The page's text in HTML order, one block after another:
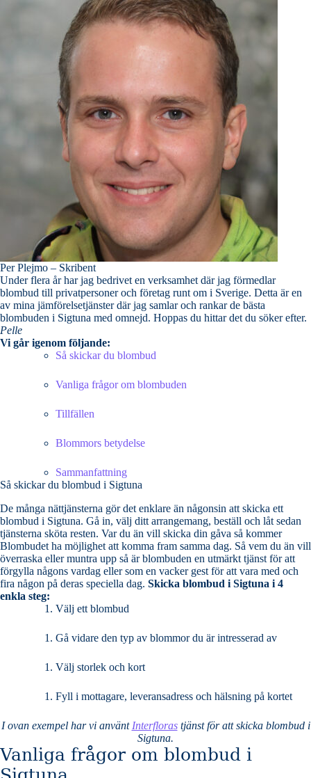
Per Plejmo – Skribent
Under flera år har jag bedrivet en verksamhet där jag förmedlar
blombud till privatpersoner och företag runt om i Sverige. Detta är en
av mina jämförelsetjänster där jag samlar och rankar de bästa
blombuden i Sigtuna med omnejd. Hoppas du hittar det du söker efter.
Pelle
Vi går igenom följande:
Så skickar du blombud
Vanliga frågor om blombuden
Tillfällen
Blommors betydelse
Sammanfattning
Så skickar du blombud i Sigtuna
De många nättjänsterna gör det enklare än någonsin att skicka ett
blombud i Sigtuna. Gå in, välj ditt arrangemang, beställ och låt sedan
tjänsterna sköta resten. Var du än vill skicka din gåva så kommer
Blombudet ha möjlighet att komma fram samma dag. Så vem du än vill
överraska eller muntra upp så är blombuden en utmärkt tjänst för att
förgylla någons vardag eller som en vacker gest för att vara med och
fira någon på deras speciella dag. Skicka blombud i Sigtuna i 4
enkla steg:
Välj ett blombud
Gå vidare den typ av blommor du är intresserad av
Välj storlek och kort
Fyll i mottagare, leveransadress och hälsning på kortet
I ovan exempel har vi använt Interflorastjänst för att skicka blombud i
Sigtuna.
Vanliga frågor om blombud i